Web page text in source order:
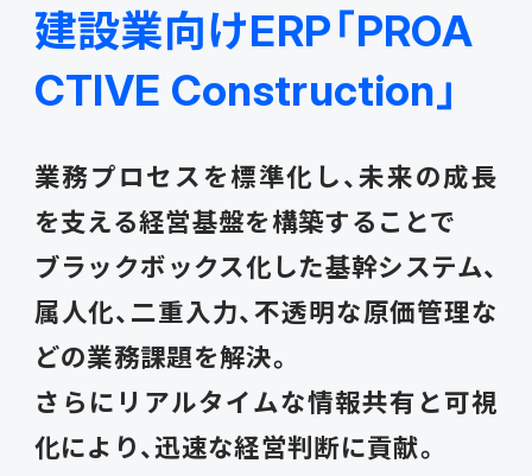
ブランドコア
PROACTIVE AI
ATWILL Platform
機能
会計
財務会計
管理会計
債権管理
債務管理
手形管理
オファリング
業務特化型オファリング
会計 PROACTIVE Finance
人事・給与 PROACTIVE People
販売管理 PROACTIVE Sales
生産管理 PROACTIVE Production
お役立ち情報
資料ダウンロード
よくあるご質問
コラム
建設業向けERP「PROA
CTIVE Construction」
業務プロセスを標準化し、未来の成長
を支える経営基盤を構築することで
ブラックボックス化した基幹システム、
属人化、二重入力、不透明な原価管理な
どの業務課題を解決。
さらにリアルタイムな情報共有と可視
化により、迅速な経営判断に貢献。